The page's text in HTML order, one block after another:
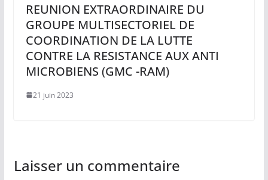
REUNION EXTRAORDINAIRE DU
GROUPE MULTISECTORIEL DE
COORDINATION DE LA LUTTE
CONTRE LA RESISTANCE AUX ANTI
MICROBIENS (GMC -RAM)
21 juin 2023
Laisser un commentaire